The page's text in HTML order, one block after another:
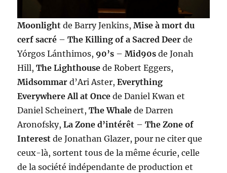
Moonlight de Barry Jenkins,Mise à mort du
cerf sacré – The Killing of a Sacred Deerde
Yórgos Lánthimos, 90’s – Mid90sde Jonah
Hill,The Lighthousede Robert Eggers,
Midsommar d’Ari Aster,Everything
Everywhere All at Oncede Daniel Kwan et
Daniel Scheinert, The Whale de Darren
Aronofsky,La Zone d’intérêt – The Zone of
Interest de Jonathan Glazer, pour ne citer que
ceux-là, sortent tous de la même écurie, celle
de la société indépendante de production et